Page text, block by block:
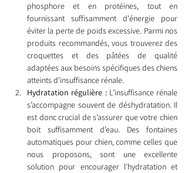
phosphore et en protéines, tout en
fournissant suffisamment d'énergie pour
éviter la perte de poids excessive. Parmi nos
produits recommandés, vous trouverez des
croquettes et des pâtées de qualité
adaptées aux besoins spécifiques des chiens
atteints d'insuffisance rénale.
Hydratation régulière : L’insuffisance rénale
s’accompagne souvent de déshydratation. Il
est donc crucial de s’assurer que votre chien
boit suffisamment d’eau. Des fontaines
automatiques pour chien, comme celles que
nous proposons, sont une excellente
solution pour encourager l'hydratation et